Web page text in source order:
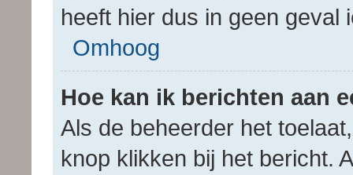
heeft hier dus in geen geval
Omhoog
Hoe kan ik berichten aan
Als de beheerder het
knop klikken bij het bericht.